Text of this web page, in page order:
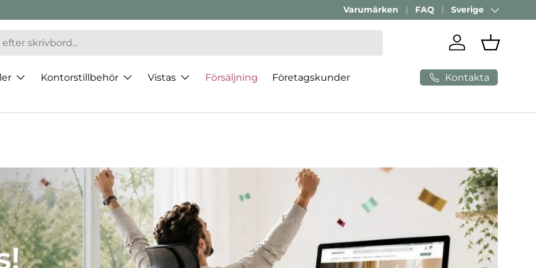
Varumärken FAQ Land/Region
Sverige
Logga inVarukorg
Kontorstillbehör Vistas Försäljning Företagskunder Kontakta